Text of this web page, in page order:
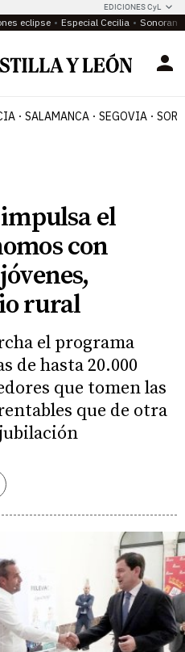
EDICIONES CyL
eclipse Especial Cecilia
SALAMANCA SEGOVIA
el
con
rural
el programa
de hasta 20.000
que tomen las
que de otra